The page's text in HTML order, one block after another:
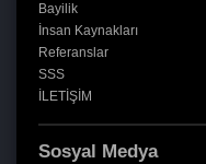
Bayilik
İnsan Kaynakları
Referanslar
SSS
İLETİŞİM
Sosyal Medya